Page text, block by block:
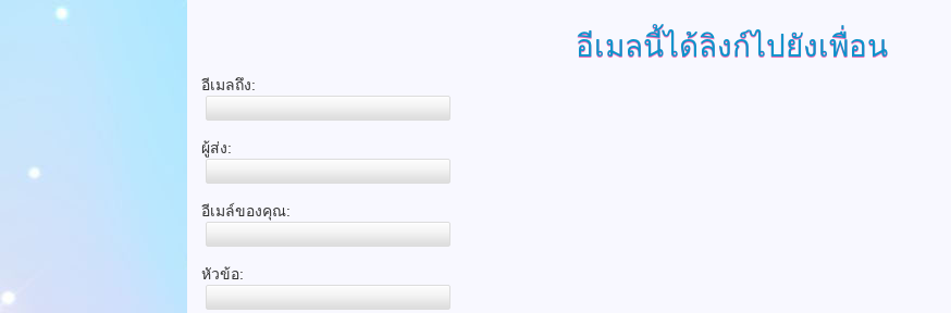
อีเมลนี้ได้ลิงก์ไปยังเพื่อน
อีเมลถึง:
ผู้ส่ง:
อีเมล์ของคุณ:
หัวข้อ: